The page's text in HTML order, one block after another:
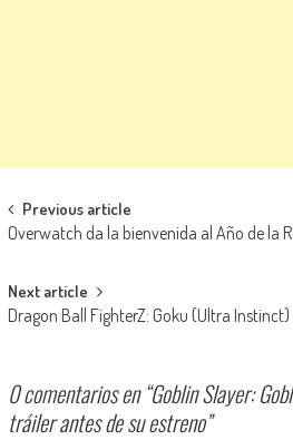
Navegación de entradas
Previous article
Overwatch da la bienvenida al Año de la
Next article
Dragon Ball FighterZ: Goku (Ultra
0 comentarios en “Goblin Slayer:
tráiler antes de su estreno”